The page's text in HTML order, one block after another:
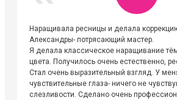
Наращивала ресницы и делала
Александры- потрясающий мастер.
Я делала классическое наращивание
цвета. Получилось очень естественно,
Стал очень выразительный взгляд. У
чувствительные глаза- ничего не
слезливости. Сделано очень